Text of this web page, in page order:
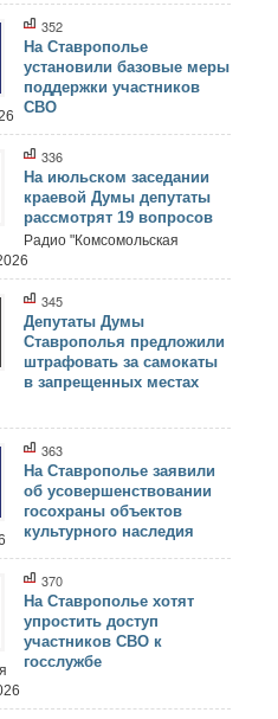
352
На Ставрополье
установили базовые меры
поддержки участников
СВО
336
На июльском заседании
краевой Думы депутаты
рассмотрят 19 вопросов
Радио "Комсомольская
345
Депутаты Думы
Ставрополья предложили
штрафовать за самокаты
в запрещенных местах
363
На Ставрополье заявили
об усовершенствовании
госохраны объектов
культурного наследия
370
На Ставрополье хотят
упростить доступ
участников СВО к
госслужбе